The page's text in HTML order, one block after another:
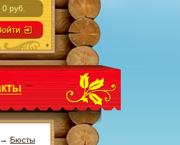
0 руб.
→ Бюсты